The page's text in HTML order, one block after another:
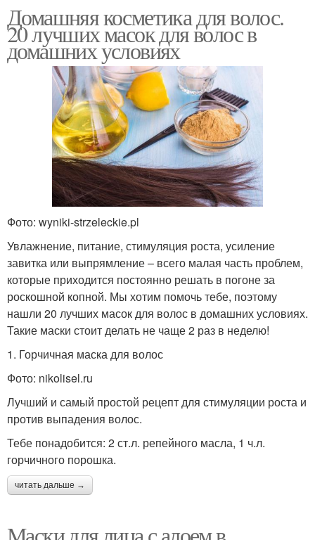
Домашняя косметика для волос.
20 лучших масок для волос в
домашних условиях
Фото: wyniki-strzeleckie.pl
Увлажнение, питание, стимуляция роста, усиление
завитка или выпрямление – всего малая часть проблем,
которые приходится постоянно решать в погоне за
роскошной копной. Мы хотим помочь тебе, поэтому
нашли 20 лучших масок для волос в домашних условиях.
Такие маски стоит делать не чаще 2 раз в неделю!
1. Горчичная маска для волос
Фото: nikolisel.ru
Лучший и самый простой рецепт для стимуляции роста и
против выпадения волос.
Тебе понадобится: 2 ст.л. репейного масла, 1 ч.л.
горчичного порошка.
читать дальше →